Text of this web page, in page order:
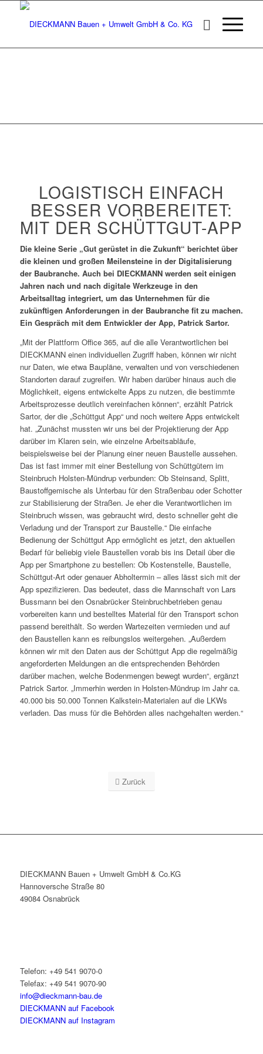
LOGISTISCH EINFACH
BESSER VORBEREITET:
MIT DER SCHÜTTGUT-APP
Die kleine Serie „Gut gerüstet in die Zukunft“ berichtet über
die kleinen und großen Meilensteine in der Digitalisierung
der Baubranche. Auch bei DIECKMANN werden seit einigen
Jahren nach und nach digitale Werkzeuge in den
Arbeitsalltag integriert, um das Unternehmen für die
zukünftigen Anforderungen in der Baubranche fit zu machen.
Ein Gespräch mit dem Entwickler der App, Patrick Sartor.
„Mit der Plattform Office 365, auf die alle Verantwortlichen bei
DIECKMANN einen individuellen Zugriff haben, können wir nicht
nur Daten, wie etwa Baupläne, verwalten und von verschiedenen
Standorten darauf zugreifen. Wir haben darüber hinaus auch die
Möglichkeit, eigens entwickelte Apps zu nutzen, die bestimmte
Arbeitsprozesse deutlich vereinfachen können“, erzählt Patrick
Sartor, der die „Schüttgut App“ und noch weitere Apps entwickelt
hat. „Zunächst mussten wir uns bei der Projektierung der App
darüber im Klaren sein, wie einzelne Arbeitsabläufe,
beispielsweise bei der Planung einer neuen Baustelle aussehen.
Das ist fast immer mit einer Bestellung von Schüttgütern im
Steinbruch Holsten-Mündrup verbunden: Ob Steinsand, Splitt,
Baustoffgemische als Unterbau für den Straßenbau oder Schotter
zur Stabilisierung der Straßen. Je eher die Verantwortlichen im
Steinbruch wissen, was gebraucht wird, desto schneller geht die
Verladung und der Transport zur Baustelle.“ Die einfache
Bedienung der Schüttgut App ermöglicht es jetzt, den aktuellen
Bedarf für beliebig viele Baustellen vorab bis ins Detail über die
App per Smartphone zu bestellen: Ob Kostenstelle, Baustelle,
Schüttgut-Art oder genauer Abholtermin – alles lässt sich mit der
App spezifizieren. Das bedeutet, dass die Mannschaft von Lars
Bussmann bei den Osnabrücker Steinbruchbetrieben genau
vorbereiten kann und bestelltes Material für den Transport schon
passend bereithält. So werden Wartezeiten vermieden und auf
den Baustellen kann es reibungslos weitergehen. „Außerdem
können wir mit den Daten aus der Schüttgut App die regelmäßig
angeforderten Meldungen an die entsprechenden Behörden
darüber machen, welche Bodenmengen bewegt wurden“, ergänzt
Patrick Sartor. „Immerhin werden in Holsten-Mündrup im Jahr ca.
40.000 bis 50.000 Tonnen Kalkstein-Materialen auf die LKWs
verladen. Das muss für die Behörden alles nachgehalten werden.“
Zurück
DIECKMANN Bauen + Umwelt GmbH & Co.KG
Hannoversche Straße 80
49084 Osnabrück
Telefon: +49 541 9070-0
Telefax: +49 541 9070-90
info@dieckmann-bau.de
DIECKMANN auf Facebook
DIECKMANN auf Instagram